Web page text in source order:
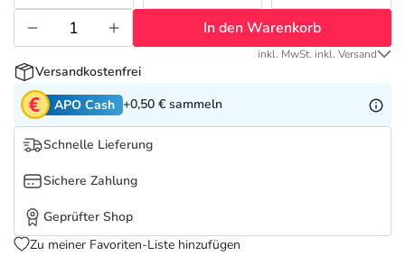
Tierapotheke
Vitamine & Mineralstoffe
Marken
Salus Deals
In den Warenkorb
inkl. MwSt. inkl. Versand
Versandkostenfrei
APO Cash +0,50 € sammeln
Schnelle Lieferung
Sichere Zahlung
Geprüfter Shop
Zu meiner Favoriten-Liste hinzufügen